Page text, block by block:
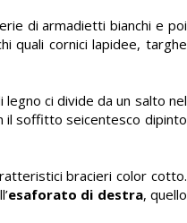
di armadietti bianchi e poi
quali cornici lapidee, targhe
ci divide da un salto nel
il soffitto seicentesco dipinto
bracieri color cotto.
esaforato di destra, quello